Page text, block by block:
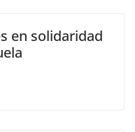
en solidaridad